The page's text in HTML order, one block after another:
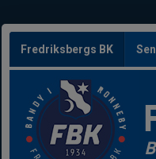
Fredriksbergs BK